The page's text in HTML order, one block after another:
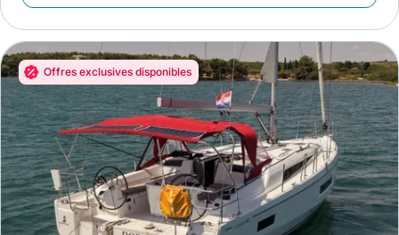
Offres exclusives disponibles